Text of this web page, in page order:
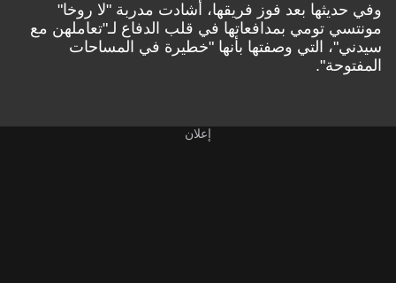
وفي حديثها بعد فوز فريقها، أشادت مدربة "لا روخا"
مونتسي تومي بمدافعاتها في قلب الدفاع لـ"تعاملهن مع
سيدني"، التي وصفتها بأنها "خطيرة في المساحات
المفتوحة".